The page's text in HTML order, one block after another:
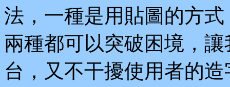
法，一種是用貼圖的方
兩種都可以突破困境，
台，又不干擾使用者的